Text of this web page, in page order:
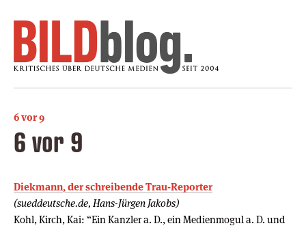
6 vor 9
6 vor 9
Diekmann, der schreibende Trau-Reporter
(sueddeutsche.de, Hans-Jürgen Jakobs)
Kohl, Kirch, Kai: “Ein Kanzler a. D., ein Medienmogul a. D. und